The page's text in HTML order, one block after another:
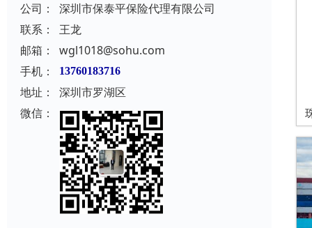
公司：
深圳市保泰平保险代理有限公司
联系：
王龙
邮箱：
wgl1018@sohu.com
手机：
13760183716
地址：
深圳市罗湖区
微信：